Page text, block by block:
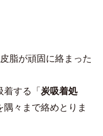
脂が頑固に絡まった
着する「炭吸着処
隅々まで絡めとりま